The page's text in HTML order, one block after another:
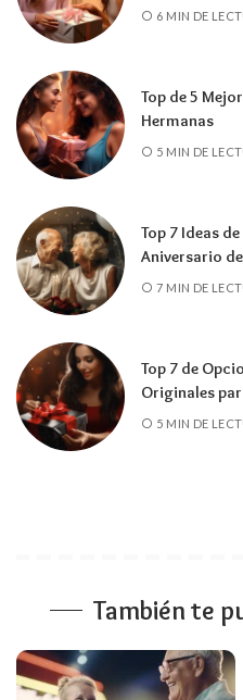
6 MIN DE
Top de 5
Hermanas
5 MIN DE
Top 7 Ideas
Aniversario
7 MIN DE
Top 7 de
Originales
5 MIN DE
También te